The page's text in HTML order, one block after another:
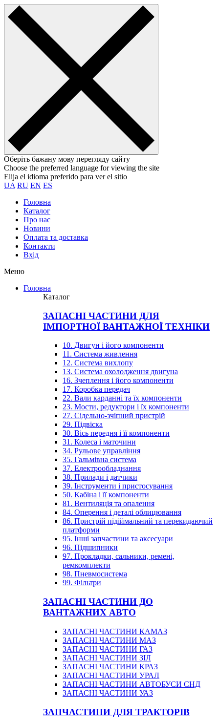
Оберіть бажану мову перегляду сайту
Choose the preferred language for viewing the site
Elija el idioma preferido para ver el sitio
UA RU EN ES
Головна
Каталог
Про нас
Новини
Оплата та доставка
Контакти
Вхiд
Меню
Головна
Каталог
ЗАПАСНІ ЧАСТИНИ ДЛЯ
ІМПОРТНОЇ ВАНТАЖНОЇ ТЕХНІКИ
10. Двигун і його компоненти
11. Система живлення
12. Система вихлопу
13. Система охолодження двигуна
16. Зчеплення і його компоненти
17. Коробка передач
22. Вали карданні та їх компоненти
23. Мости, редуктори і їх компоненти
27. Сідельно-зчіпний пристрій
29. Підвіска
30. Вісь передня і її компоненти
31. Колеса і маточини
34. Рульове управління
35. Гальмівна система
37. Електрообладнання
38. Прилади і датчики
39. Інструменти і пристосування
50. Кабіна і її компоненти
81. Вентиляція та опалення
84. Оперення і деталі облицювання
86. Пристрій підіймальний та перекидаючий
платформи
95. Інші запчастини та аксесуари
96. Підшипники
97. Прокладки, сальники, ремені,
ремкомплекти
98. Пневмосистема
99. Фільтри
ЗАПАСНІ ЧАСТИНИ ДО
ВАНТАЖНИХ АВТО
ЗАПАСНІ ЧАСТИНИ КАМАЗ
ЗАПАСНІ ЧАСТИНИ МАЗ
ЗАПАСНІ ЧАСТИНИ ГАЗ
ЗАПАСНІ ЧАСТИНИ ЗІЛ
ЗАПАСНІ ЧАСТИНИ КРАЗ
ЗАПАСНІ ЧАСТИНИ УРАЛ
ЗАПАСНІ ЧАСТИНИ АВТОБУСИ СНД
ЗАПАСНІ ЧАСТИНИ УАЗ
ЗАПЧАСТИНИ ДЛЯ ТРАКТОРІВ